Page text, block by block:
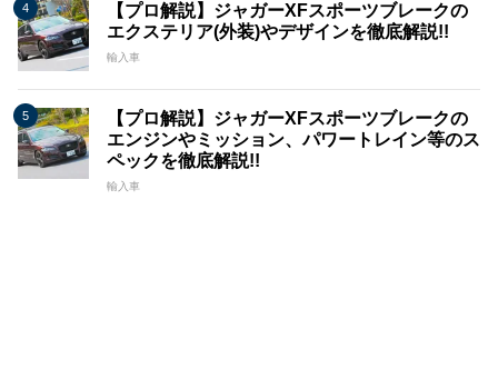
【プロ解説】ジャガーXFスポーツブレークの
エクステリア(外装)やデザインを徹底解説!!
輸入車
【プロ解説】ジャガーXFスポーツブレークの
エンジンやミッション、パワートレイン等のス
ペックを徹底解説!!
輸入車